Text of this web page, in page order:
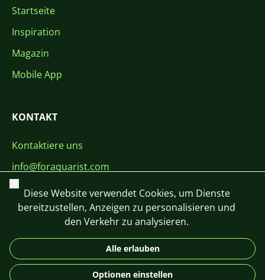
Startseite
Inspiration
Magazin
Mobile App
KONTAKT
Kontaktiere uns
info@foraquarist.com
+420 603 449 602
DE
Schließen
Diese Website verwendet Cookies, um Dienste
bereitzustellen, Anzeigen zu personalisieren und
den Verkehr zu analysieren.
Alle erlauben
Optionen einstellen